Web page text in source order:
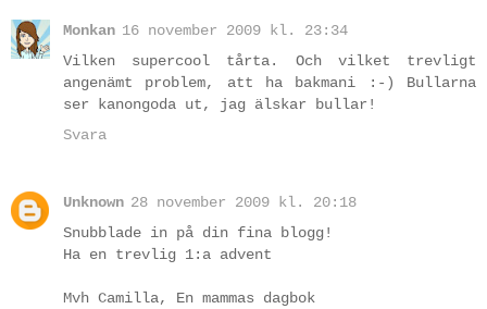
Monkan 16 november 2009 kl. 23:34
Vilken supercool tårta. Och vilket trevligt
angenämt problem, att ha bakmani :-) Bullarna
ser kanongoda ut, jag älskar bullar!
Svara
Unknown 28 november 2009 kl. 20:18
Snubblade in på din fina blogg!
Ha en trevlig 1:a advent
Mvh Camilla, En mammas dagbok